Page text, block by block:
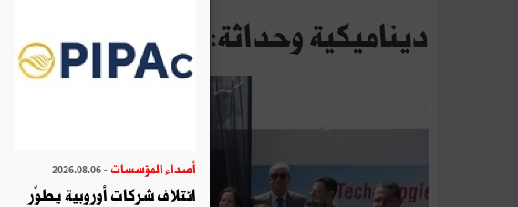
ديناميكية وحداثة: نسيم التجديد
أصداء المؤسسات - 2026.08.06
ائتلاف شركات أوروبية يطوّر